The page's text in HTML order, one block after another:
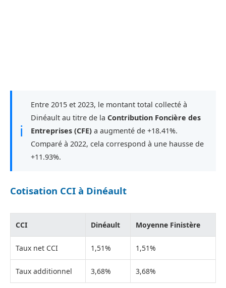
ℹ
Entre 2015 et 2023, le montant total collecté à
Dinéault au titre de la Contribution Foncière des
Entreprises (CFE) a augmenté de +18.41%.
Comparé à 2022, cela correspond à une hausse de
+11.93%.
Cotisation CCI à Dinéault
CCI Dinéault Moyenne Finistère
Taux net CCI 1,51% 1,51%
Taux additionnel 3,68% 3,68%